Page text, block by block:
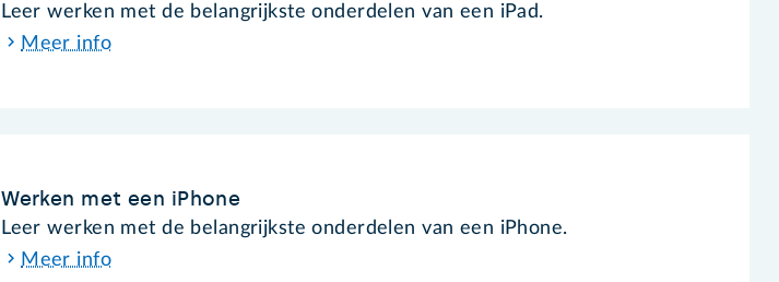
Leer werken met de belangrijkste onderdelen van een iPad.
Meer info
Werken met een iPhone
Leer werken met de belangrijkste onderdelen van een iPhone.
Meer info